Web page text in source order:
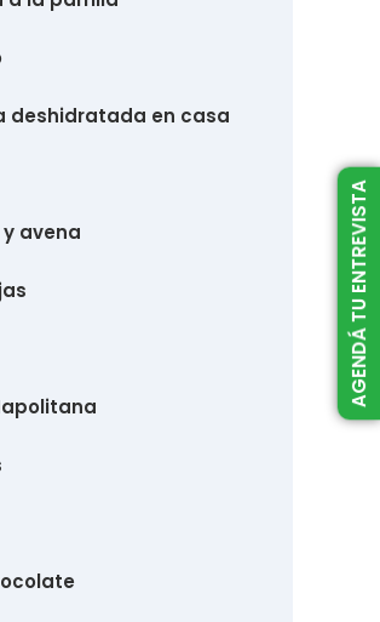
deshidratada en casa
avena AGENDÁ TU ENTREVISTA